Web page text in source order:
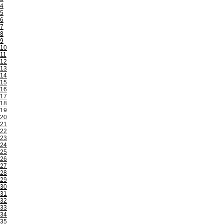
4
5
6
7
8
9
10
11
12
13
14
15
16
17
18
19
20
21
22
23
24
25
26
27
28
29
30
31
32
33
34
35